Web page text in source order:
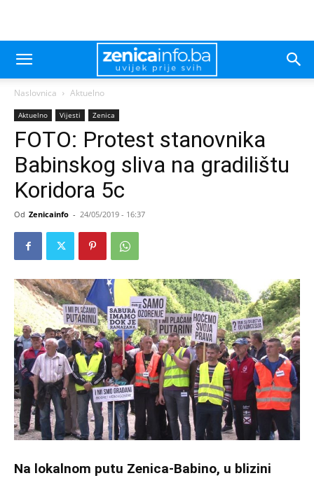
Naslovnica Aktuelno
Aktuelno Vijesti Zenica
FOTO: Protest stanovnika
Babinskog sliva na gradilištu
Koridora 5c
Od Zenicainfo - 24/05/2019 - 16:37
Na lokalnom putu Zenica-Babino, u blizini